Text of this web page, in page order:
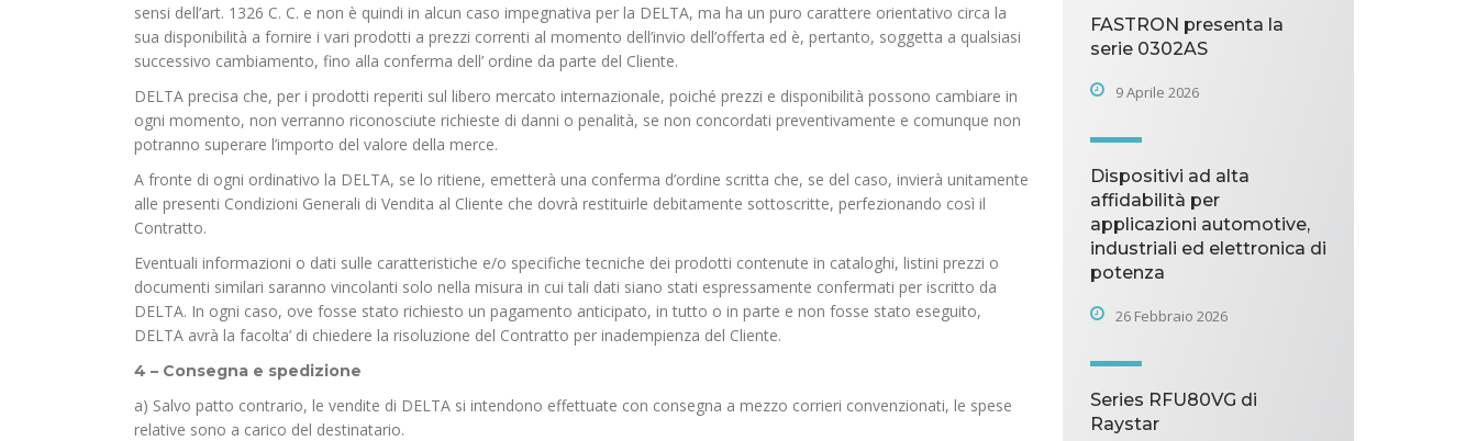
sensi dell’art. 1326 C. C. e non è quindi in alcun caso impegnativa per la DELTA, ma ha un puro carattere orientativo circa la
sua disponibilità a fornire i vari prodotti a prezzi correnti al momento dell’invio dell’offerta ed è, pertanto, soggetta a qualsiasi
successivo cambiamento, fino alla conferma dell’ ordine da parte del Cliente.
DELTA precisa che, per i prodotti reperiti sul libero mercato internazionale, poiché prezzi e disponibilità possono cambiare in
ogni momento, non verranno riconosciute richieste di danni o penalità, se non concordati preventivamente e comunque non
potranno superare l’importo del valore della merce.
A fronte di ogni ordinativo la DELTA, se lo ritiene, emetterà una conferma d’ordine scritta che, se del caso, invierà unitamente
alle presenti Condizioni Generali di Vendita al Cliente che dovrà restituirle debitamente sottoscritte, perfezionando così il
Contratto.
Eventuali informazioni o dati sulle caratteristiche e/o specifiche tecniche dei prodotti contenute in cataloghi, listini prezzi o
documenti similari saranno vincolanti solo nella misura in cui tali dati siano stati espressamente confermati per iscritto da
DELTA. In ogni caso, ove fosse stato richiesto un pagamento anticipato, in tutto o in parte e non fosse stato eseguito,
DELTA avrà la facolta’ di chiedere la risoluzione del Contratto per inadempienza del Cliente.
4 – Consegna e spedizione
a) Salvo patto contrario, le vendite di DELTA si intendono effettuate con consegna a mezzo corrieri convenzionati, le spese
relative sono a carico del destinatario.
FASTRON presenta la
serie 0302AS
9 Aprile 2026
Dispositivi ad alta
affidabilità per
applicazioni automotive,
industriali ed elettronica di
potenza
26 Febbraio 2026
Series RFU80VG di
Raystar